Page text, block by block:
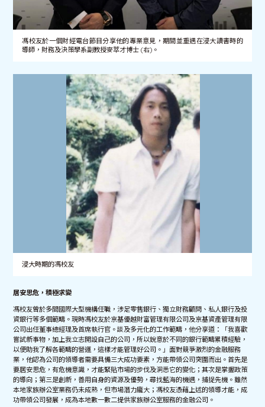
馮校友於一個財經電台節目分享他的專業意見，期間並重遇在浸大讀書時的
導師，財務及決策學系副教授麥萃才博士 (右)。
浸大時期的馮校友
居安思危，積極求變
馮校友曾於多間國際大型機構任職，涉足零售銀行、獨立財務顧問、私人銀行及投
資銀行等多個範疇。現時馮校友於京基優越財富管理有限公司及京基資產管理有限
公司出任董事總經理及首席執行官。談及多元化的工作範疇，他分享道：「我喜歡
嘗試新事物，加上我立志開設自己的公司，所以銳意於不同的銀行範疇累積經驗，
以便助我了解各範疇的營運，這樣才能管理好公司。」面對競爭激烈的金融服務
業，他認為公司的領導者需要具備三大成功要素，方能帶領公司突圍而出。首先是
要居安思危，有危機意識，才能緊貼市場的步伐及洞悉它的變化；其次是掌握政策
的導向；第三是創新，善用自身的資源及優勢，尋找藍海的機遇，捕捉先機。雖然
本地家族辦公室業務仍未成熟，但市場潛力龐大；馮校友憑藉上述的領導才能，成
功帶領公司發展，成為本地數一數二提供家族辦公室服務的金融公司。